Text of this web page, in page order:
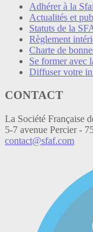
Adhérer à la
Actualités et
Statuts de la
Règlement
Charte de
Se former avec
Diffuser votre
CONTACT
La Société Française
5-7 avenue Percier -
contact@sfaf.com